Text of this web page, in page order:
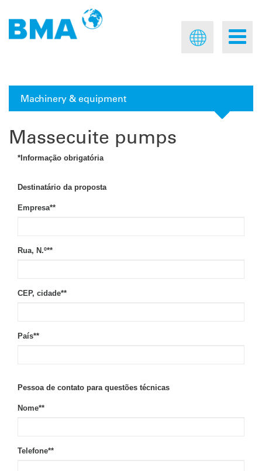
Machinery & equipment
Massecuite pumps
*Informação obrigatória
Destinatário da proposta
Empresa**
Rua, N.º**
CEP, cidade**
País**
Pessoa de contato para questões técnicas
Nome**
Telefone**